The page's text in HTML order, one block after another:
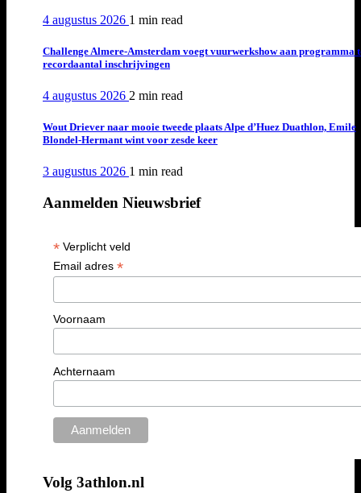
4 augustus 2026 1 min read
Challenge Almere-Amsterdam voegt vuurwerkshow aan programma
recordaantal inschrijvingen
4 augustus 2026 2 min read
Wout Driever naar mooie tweede plaats Alpe d’Huez Duathlon, Emile
Blondel-Hermant wint voor zesde keer
3 augustus 2026 1 min read
Aanmelden Nieuwsbrief
*Verplicht veld
Email adres *
Voornaam
Achternaam
Volg 3athlon.nl